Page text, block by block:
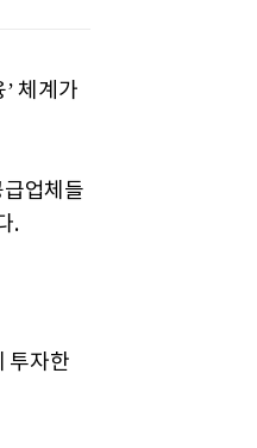
체계가
업체들
.
투자한